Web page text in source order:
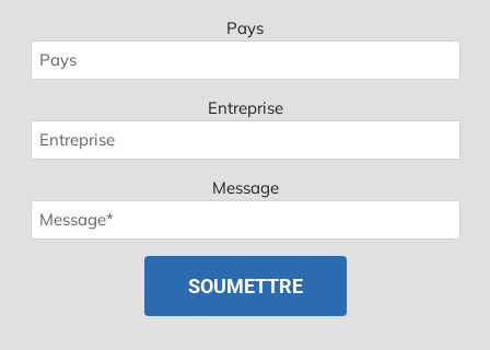
Pays
Entreprise
Message
Spanish